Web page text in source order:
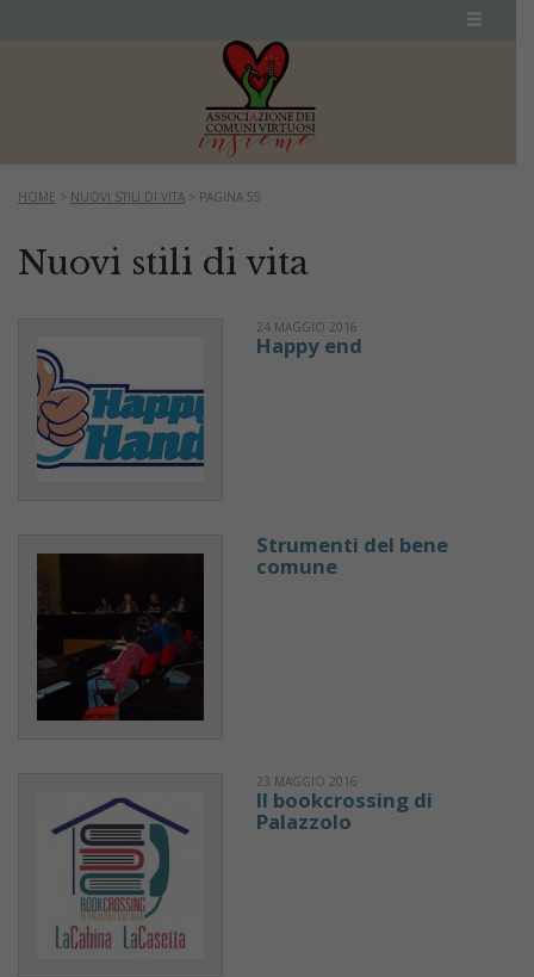
HOME > NUOVI STILI DI VITA > PAGINA 55
Nuovi stili di vita
24 MAGGIO 2016
Happy end
Strumenti del bene
comune
23 MAGGIO 2016
Il bookcrossing di
Palazzolo